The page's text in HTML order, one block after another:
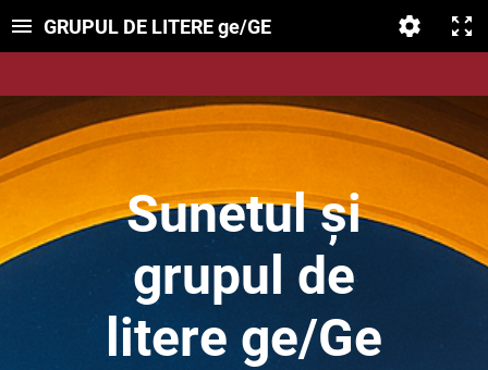
GRUPUL DE LITERE ge/GE
Sunetul și
grupul de
litere ge/Ge